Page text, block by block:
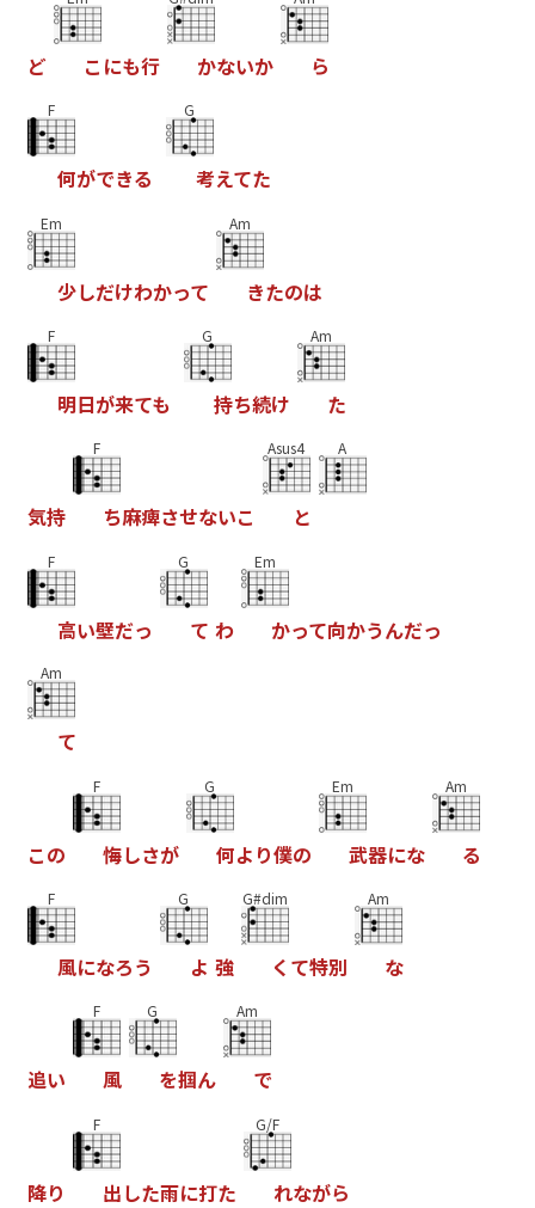
ど こ にも行 かないか ら
F
何ができる
G
考えてた
Em
少しだけわかって
Am
きたのは
F
明日が来ても
G
持ち続け
Am
た
気持
F
ち麻痺させないこ
Asus4
と
A
F
高い壁だっ
G
て わ
Em
かって向かうんだっ
Am
て
この
F
悔しさが
G
何よ り僕の
Em
武器にな
Am
る
F
風になろう
G
よ 強
G#dim
く て特別
Am
な
追い
F
風
G
を掴ん
Am
で
降り
F
出した雨に打た
G/F
れながら